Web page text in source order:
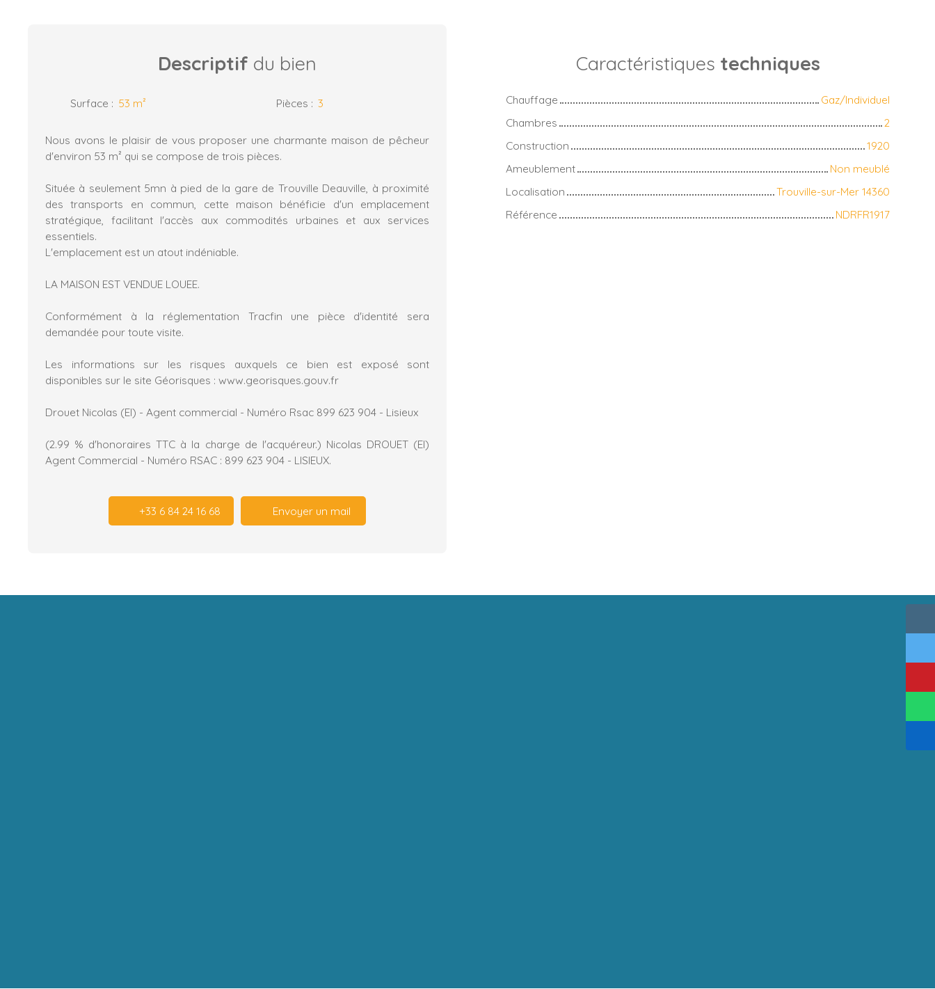
Descriptif du bien
Surface : 53 m² Pièces : 3
Nous avons le plaisir de vous proposer une charmante maison de pêcheur
d'environ 53 m² qui se compose de trois pièces.
Située à seulement 5mn à pied de la gare de Trouville Deauville, à proximité
des transports en commun, cette maison bénéficie d'un emplacement
stratégique, facilitant l'accès aux commodités urbaines et aux services
essentiels.
L'emplacement est un atout indéniable.
LA MAISON EST VENDUE LOUEE.
Conformément à la réglementation Tracfin une pièce d'identité sera
demandée pour toute visite.
Les informations sur les risques auxquels ce bien est exposé sont
disponibles sur le site Géorisques : www.georisques.gouv.fr
Drouet Nicolas (EI) - Agent commercial - Numéro Rsac 899 623 904 - Lisieux
(2.99 % d'honoraires TTC à la charge de l'acquéreur.) Nicolas DROUET (EI)
Agent Commercial - Numéro RSAC : 899 623 904 - LISIEUX.
+33 6 84 24 16 68 Envoyer un mail
Caractéristiques techniques
Chauffage
Gaz/Individuel
Chambres
2
Construction
1920
Ameublement
Non meublé
Localisation
Trouville-sur-Mer 14360
Référence
NDRFR1917